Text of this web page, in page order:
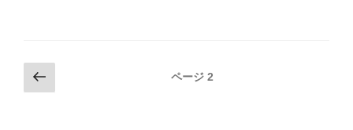
投
稿 の
ページ 2